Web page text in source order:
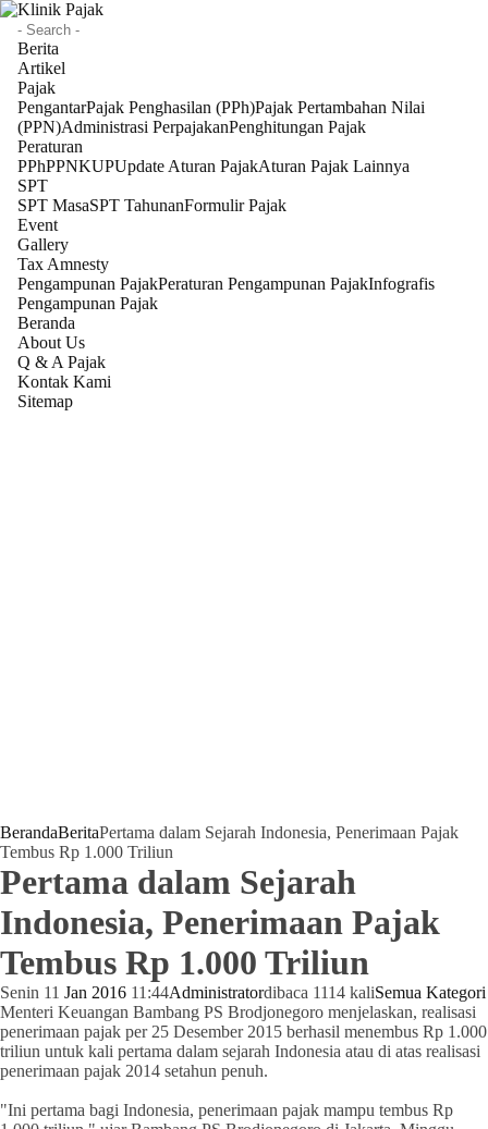
Berita
Artikel
Pajak
PengantarPajak Penghasilan (PPh)Pajak Pertambahan Nilai
(PPN)Administrasi PerpajakanPenghitungan Pajak
Peraturan
PPhPPNKUPUpdate Aturan PajakAturan Pajak Lainnya
SPT
SPT MasaSPT TahunanFormulir Pajak
Event
Gallery
Tax Amnesty
Pengampunan PajakPeraturan Pengampunan PajakInfografis
Pengampunan Pajak
Beranda
About Us
Q & A Pajak
Kontak Kami
Sitemap
BerandaBeritaPertama dalam Sejarah Indonesia, Penerimaan Pajak
Tembus Rp 1.000 Triliun
Pertama dalam Sejarah
Indonesia, Penerimaan Pajak
Tembus Rp 1.000 Triliun
Senin 11 Jan 2016 11:44Administratordibaca 1114 kaliSemua Kategori
Menteri Keuangan Bambang PS Brodjonegoro menjelaskan, realisasi
penerimaan pajak per 25 Desember 2015 berhasil menembus Rp 1.000
triliun untuk kali pertama dalam sejarah Indonesia atau di atas realisasi
penerimaan pajak 2014 setahun penuh.
"Ini pertama bagi Indonesia, penerimaan pajak mampu tembus Rp